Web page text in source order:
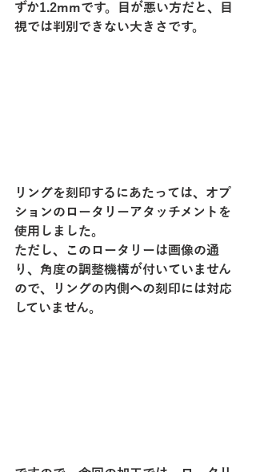
ずか1.2mmです。目が悪い方だと、目
視では判別できない大きさです。
リングを刻印するにあたっては、オプ
ションのロータリーアタッチメントを
使用しました。
ただし、このロータリーは画像の通
り、角度の調整機構が付いていません
ので、リングの内側への刻印には対応
していません。